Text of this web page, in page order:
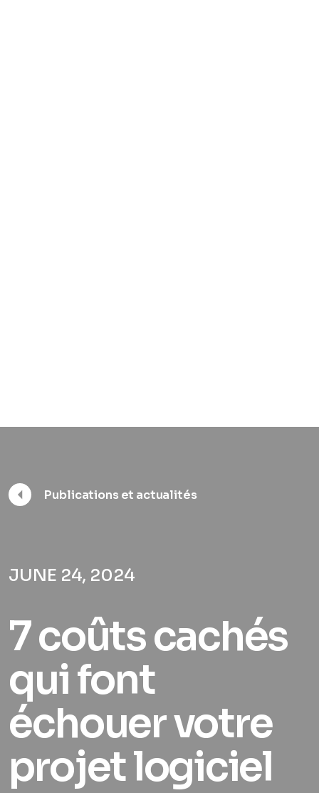
Publications et actualités
JUNE 24, 2024
7 coûts cachés
qui font
échouer votre
projet logiciel